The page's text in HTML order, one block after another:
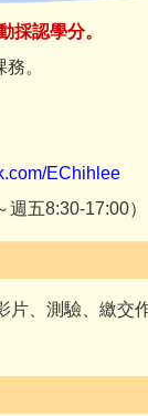
採認學分。
。
EChihlee
五8:30-17:00）
、測驗、繳交